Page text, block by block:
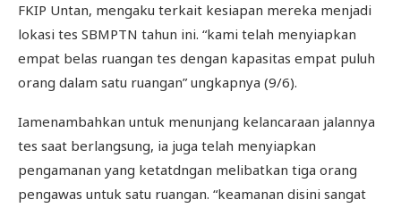
FKIP Untan, mengaku terkait kesiapan mereka menjadi
lokasi tes SBMPTN tahun ini. “kami telah menyiapkan
empat belas ruangan tes dengan kapasitas empat puluh
orang dalam satu ruangan” ungkapnya (9/6).
Iamenambahkan untuk menunjang kelancaraan jalannya
tes saat berlangsung, ia juga telah menyiapkan
pengamanan yang ketatdngan melibatkan tiga orang
pengawas untuk satu ruangan. “keamanan disini sangat